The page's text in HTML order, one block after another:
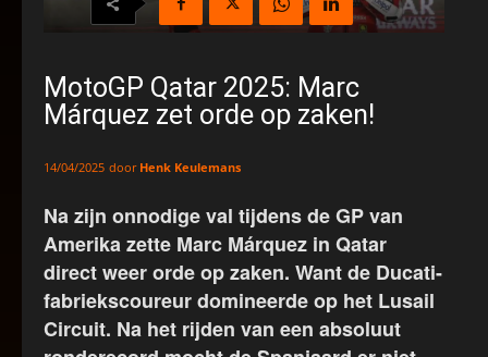
MotoGP Qatar 2025: Marc
Márquez zet orde op zaken!
14/04/2025 door Henk Keulemans
Na zijn onnodige val tijdens de GP van
Amerika zette Marc Márquez in Qatar
direct weer orde op zaken. Want de Ducati-
fabriekscoureur domineerde op het Lusail
Circuit. Na het rijden van een absoluut